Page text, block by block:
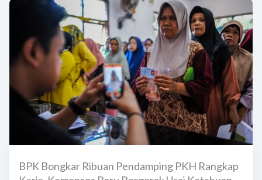
BPK Bongkar Ribuan Pendamping PKH Rangkap